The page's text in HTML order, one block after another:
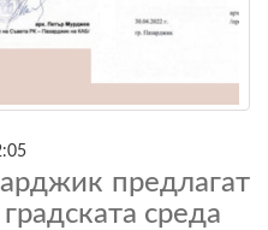
предлагат
среда